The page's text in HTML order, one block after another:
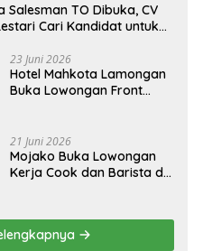
Salesman TO Dibuka, CV
Cari Kandidat untuk
23 Juni 2026
Hotel Mahkota Lamongan
Buka Lowongan Front
Syaratnya
21 Juni 2026
Mojako Buka Lowongan
Kerja Cook dan Barista di